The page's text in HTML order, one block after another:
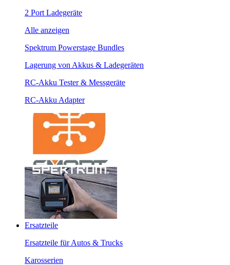
2 Port Ladegeräte
Alle anzeigen
Spektrum Powerstage Bundles
Lagerung von Akkus & Ladegeräten
RC-Akku Tester & Messgeräte
RC-Akku Adapter
Ersatzteile
Ersatzteile für Autos & Trucks
Karosserien